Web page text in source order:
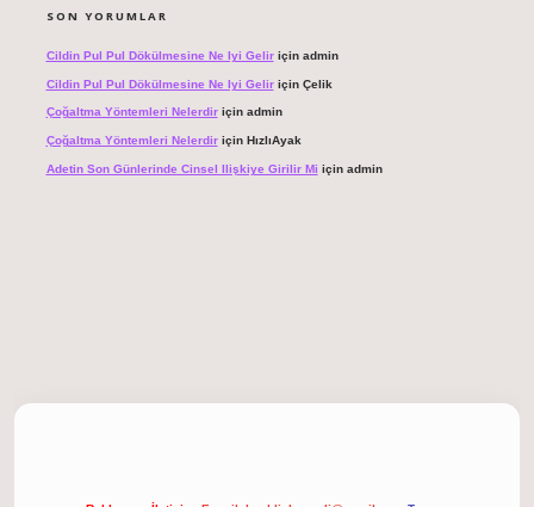
SON YORUMLAR
Cildin Pul Pul Dökülmesine Ne Iyi Geliriçin admin
Cildin Pul Pul Dökülmesine Ne Iyi Geliriçin Çelik
Çoğaltma Yöntemleri Nelerdiriçin admin
Çoğaltma Yöntemleri Nelerdiriçin HızlıAyak
Adetin Son Günlerinde Cinsel Ilişkiye Girilir Mi için admin